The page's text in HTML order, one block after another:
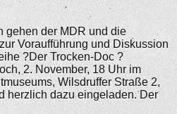
gehen der MDR und die
Voraufführung und Diskussion
?Der Trocken-Doc ?
2. November, 18 Uhr im
Wilsdruffer Straße 2,
herzlich dazu eingeladen. Der